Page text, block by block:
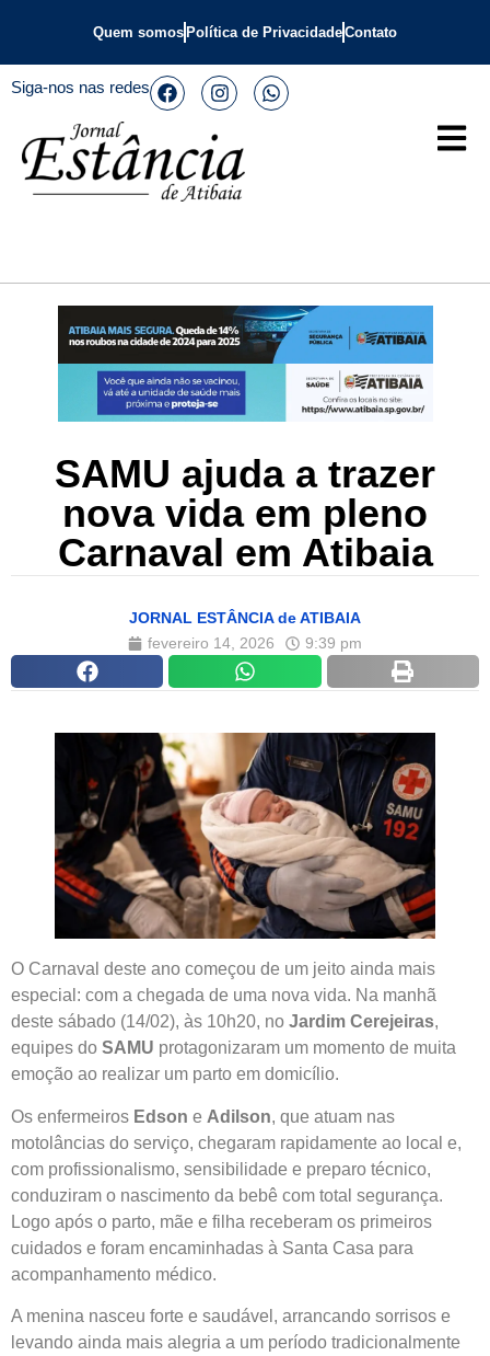
Quem somos Política de PrivacidadeContato
Siga-nos nas redes
SAMU ajuda a trazer
nova vida em pleno
Carnaval em Atibaia
JORNAL ESTÂNCIA de ATIBAIA
fevereiro 14, 2026
9:39 pm
O Carnaval deste ano começou de um jeito ainda mais
especial: com a chegada de uma nova vida. Na manhã
deste sábado (14/02), às 10h20, no Jardim Cerejeiras,
equipes do SAMU protagonizaram um momento de muita
emoção ao realizar um parto em domicílio.
Os enfermeiros Edson e Adilson, que atuam nas
motolâncias do serviço, chegaram rapidamente ao local e,
com profissionalismo, sensibilidade e preparo técnico,
conduziram o nascimento da bebê com total segurança.
Logo após o parto, mãe e filha receberam os primeiros
cuidados e foram encaminhadas à Santa Casa para
acompanhamento médico.
A menina nasceu forte e saudável, arrancando sorrisos e
levando ainda mais alegria a um período tradicionalmente